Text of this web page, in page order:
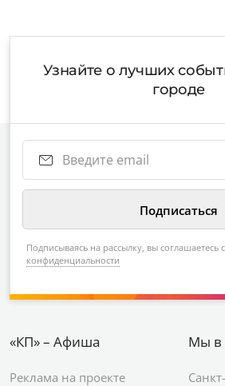
Узнайте о лучших
городе
Подписываясь на рассылку, вы соглашаетесь с
конфиденциальности
«КП» – Афиша
Реклама на проекте
Мы в